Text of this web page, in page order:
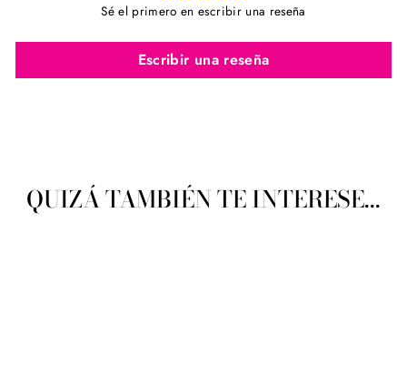
Sé el primero en escribir una reseña
Escribir una reseña
QUIZÁ TAMBIÉN TE INTERESE...